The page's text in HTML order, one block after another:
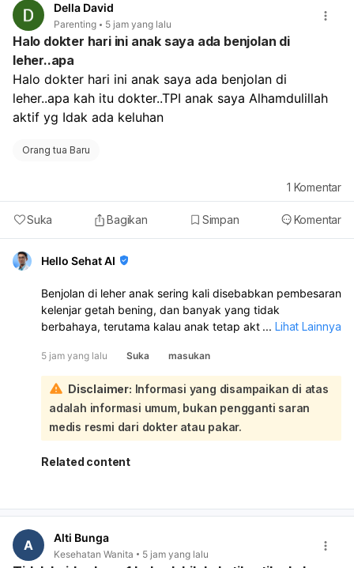
Della David
Parenting 5 jam yang lalu
Halo dokter hari ini anak saya ada benjolan di
leher..apa
Halo dokter hari ini anak saya ada benjolan di
leher..apa kah itu dokter..TPI anak saya Alhamdulillah
aktif yg Idak ada keluhan
Orang tua Baru
Suka Bagikan Simpan Komentar
1 Komentar
Hello Sehat AI
Benjolan di leher anak sering kali disebabkan pembesaran
kelenjar getah bening, dan banyak yang tidak
berbahaya, terutama kalau anak tetap aktif dan tidak ada
macam, seperti infeksi virus/bakteri, masalah gigi, alergi,
gondongan, gangguan tiroid, atau lebih jarang kondisi
yang serius:
Sebaiknya anak diperiksa ke dokter untuk memastikan
penyebab benjolan dan apakah perlu pengobatan.
Segera bawa ke IGD bila benjolan cepat membesar, anak
sesak napas, atau demam tinggi.
... Lihat Lainnya
5 jam yang lalu Suka masukan
Disclaimer: Informasi yang disampaikan di atas
adalah informasi umum, bukan pengganti saran
medis resmi dari dokter atau pakar.
Related content
A Alti Bunga
Kesehatan Wanita 5 jam yang lalu